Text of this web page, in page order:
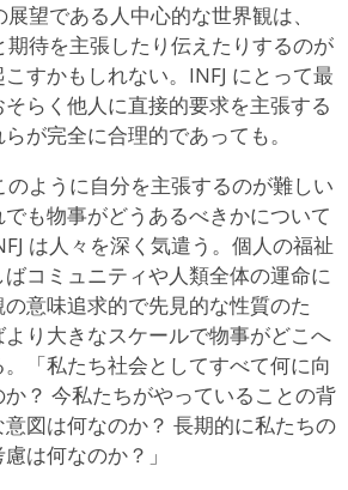
望である人中心的な世界観は、
期待を主張したり伝えたりするのが
すかもしれない。INFJ にとって最
らく他人に直接的要求を主張する
が完全に合理的であっても。
のように自分を主張するのが難しい
も物事がどうあるべきかについて
は人々を深く気遣う。個人の福祉
コミュニティや人類全体の運命に
意味追求的で先見的な性質のた
り大きなスケールで物事がどこへ
「私たち社会としてすべて何に向
？ 今私たちがやっていることの背
図は何なのか？ 長期的に私たちの
は何なのか？」